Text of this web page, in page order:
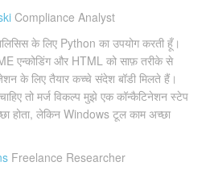
Compliance Analyst
के लिए Python का उपयोग करती हूँ।
एन्कोडिंग और HTML को साफ़ तरीके से
के लिए तैयार कच्चे संदेश बॉडी मिलते हैं।
तो मर्ज विकल्प मुझे एक कॉन्कैटिनेशन स्टेप
होता, लेकिन Windows टूल काम अच्छा
Freelance Researcher